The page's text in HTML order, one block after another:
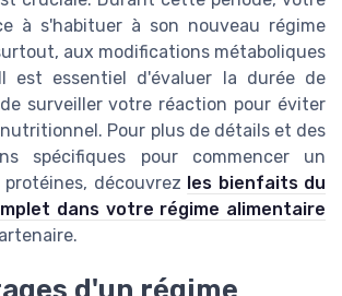
à s'habituer à son nouveau régime
aux modifications métaboliques
est essentiel d'évaluer la durée de
surveiller votre réaction pour éviter
Pour plus de détails et des
spécifiques pour commencer un
découvrez les bienfaits du
dans votre régime alimentaire